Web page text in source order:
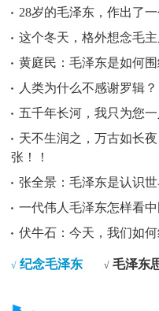
28岁的毛泽东，作出了
这个冬天，格外想念毛
黄庭民：毛泽东是如何
人类为什么不感谢罗辑？
五千年长河，我只为您
天不生润之，万古如长
张！！
张全景：毛泽东是认识
一代伟人毛泽东怎样看
伏牛石：今天，我们如
√ 纪念毛泽东 √ 毛泽东